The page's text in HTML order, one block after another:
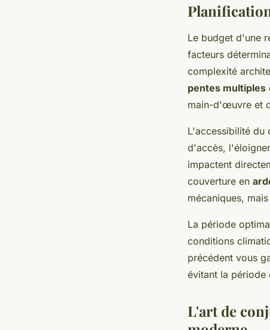
Le budget d'une
facteurs
complexité
pentes multiples
main-d'œuvre et
L'accessibilité du
d'accès,
impactent
couverture en
mécaniques,
La période
conditions
précédent vous
évitant la période
L'art de